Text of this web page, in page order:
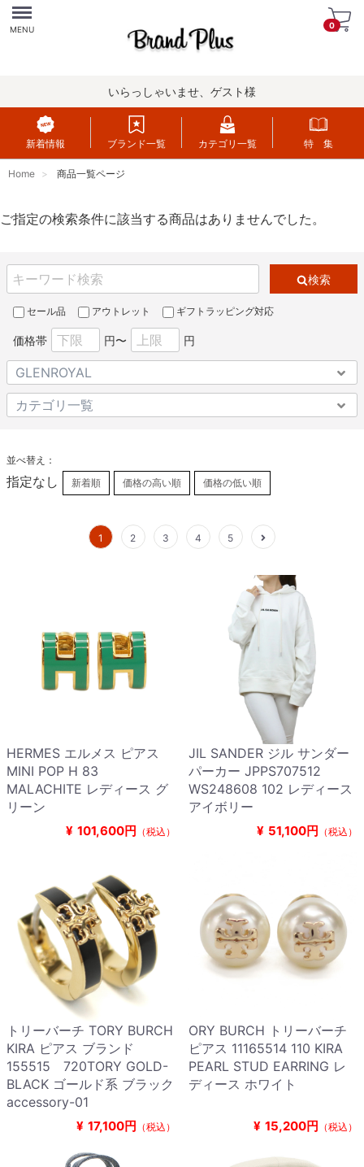
Menu
MENU 0
いらっしゃいませ、ゲスト様
新着情報 ブランド一覧 カテゴリ一覧 特 集
Home 商品一覧ページ
ご指定の検索条件に該当する商品はありませんでした。
検索
セール品 アウトレット ギフトラッピング対応
価格帯 円〜 円
並べ替え：
指定なし 新着順 価格の高い順 価格の低い順
1 2 3 4 5
HERMES エルメス ピアス
MINI POP H 83
MALACHITE レディース グ
リーン
¥ 101,600円 （税込）
JIL SANDER ジル サンダー
パーカー JPPS707512
WS248608 102 レディース
アイボリー
¥ 51,100円 （税込）
トリーバーチ TORY BURCH
KIRA ピアス ブランド
155515 720TORY GOLD-
BLACK ゴールド系 ブラック
accessory-01
¥ 17,100円 （税込）
ORY BURCH トリーバーチ
ピアス 11165514 110 KIRA
PEARL STUD EARRING レ
ディース ホワイト
¥ 15,200円 （税込）